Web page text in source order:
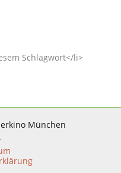
Schlagwort</li>
München